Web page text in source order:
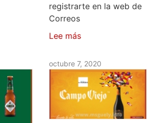
registrarte en la web de
Correos
Lee más
octubre 7, 2020